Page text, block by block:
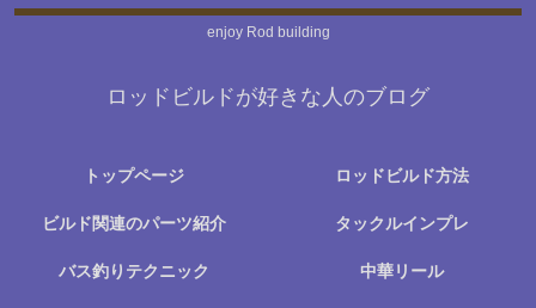
enjoy Rod building
ロッドビルドが好きな人のブログ
トップページ ロッドビルド方法
ビルド関連のパーツ紹介 タックルインプレ
バス釣りテクニック 中華リール